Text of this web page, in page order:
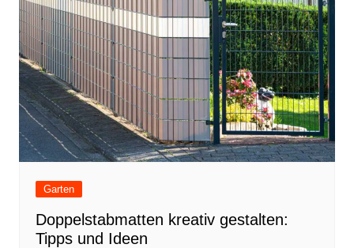
Garten
Doppelstabmatten kreativ gestalten:
Tipps und Ideen